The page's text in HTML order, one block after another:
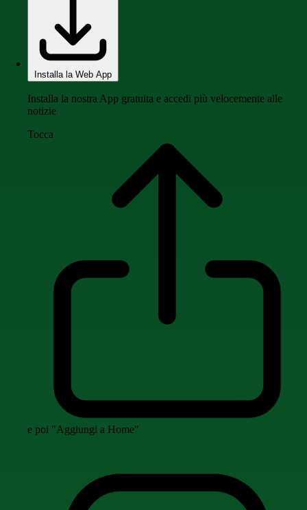
Installa la Web App
Installa la nostra App gratuita e accedi più velocemente alle
notizie
Tocca
e poi "Aggiungi a Home"